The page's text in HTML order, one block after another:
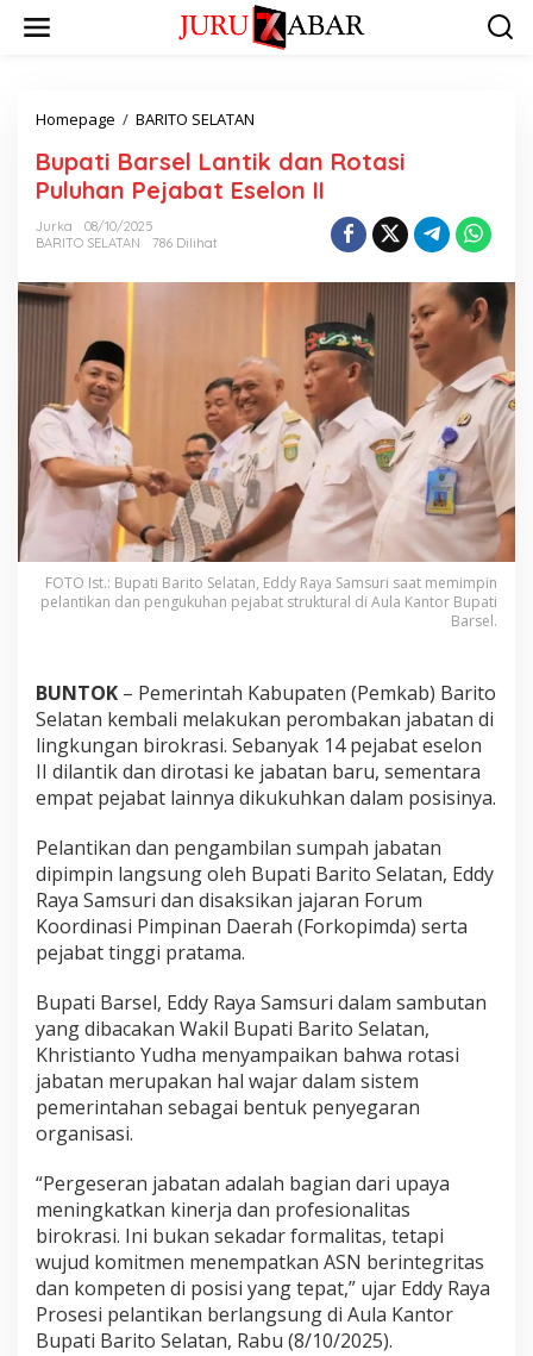
Homepage / BARITO SELATAN
Bupati Barsel Lantik dan Rotasi
Puluhan Pejabat Eselon II
Jurka
08/10/2025
BARITO SELATAN
786 Dilihat
FOTO Ist.: Bupati Barito Selatan, Eddy Raya Samsuri saat memimpin
pelantikan dan pengukuhan pejabat struktural di Aula Kantor Bupati
Barsel.
BUNTOK – Pemerintah Kabupaten (Pemkab) Barito
Selatan kembali melakukan perombakan jabatan di
lingkungan birokrasi. Sebanyak 14 pejabat eselon
II dilantik dan dirotasi ke jabatan baru, sementara
empat pejabat lainnya dikukuhkan dalam posisinya.
Pelantikan dan pengambilan sumpah jabatan
dipimpin langsung oleh Bupati Barito Selatan, Eddy
Raya Samsuri dan disaksikan jajaran Forum
Koordinasi Pimpinan Daerah (Forkopimda) serta
pejabat tinggi pratama.
Bupati Barsel, Eddy Raya Samsuri dalam sambutan
yang dibacakan Wakil Bupati Barito Selatan,
Khristianto Yudha menyampaikan bahwa rotasi
jabatan merupakan hal wajar dalam sistem
pemerintahan sebagai bentuk penyegaran
organisasi.
“Pergeseran jabatan adalah bagian dari upaya
meningkatkan kinerja dan profesionalitas
birokrasi. Ini bukan sekadar formalitas, tetapi
wujud komitmen menempatkan ASN berintegritas
dan kompeten di posisi yang tepat,” ujar Eddy Raya
Prosesi pelantikan berlangsung di Aula Kantor
Bupati Barito Selatan, Rabu (8/10/2025).